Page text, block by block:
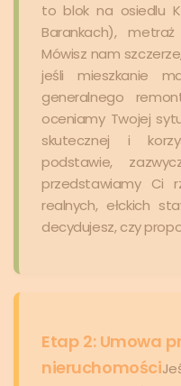
to blok na osiedlu
Barankach),
Mówisz nam
jeśli mieszkanie
generalnego
oceniamy Twojej
skutecznej i
podstawie,
przedstawiamy Ci
realnych, ełckich
decydujesz, czy
Etap 2: Umowa
nieruchomości